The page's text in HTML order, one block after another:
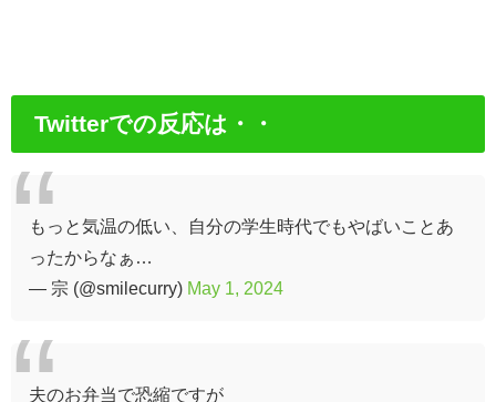
Twitterでの反応は・・
もっと気温の低い、自分の学生時代でもやばいことあ
ったからなぁ…
— 宗 (@smilecurry) May 1, 2024
夫のお弁当で恐縮ですが